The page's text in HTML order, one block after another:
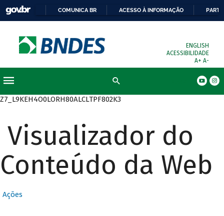
COMUNICA BR ACESSO À INFORMAÇÃO
ENGLISH
ACESSIBILIDADE
A+ A-
Z7_L9KEH4O0LORH80ALCLTPF802K3
Visualizador do
Conteúdo da Web
Ações